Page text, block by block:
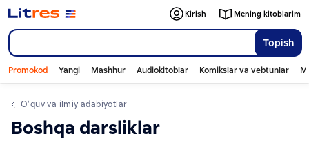
Topish
Kirish Mening kitoblarim
Promokod Yangi Mashhur Audiokitoblar Komikslar va vebtunlar
o‘quv va ilmiy adabiyotlar
boshqa darsliklar